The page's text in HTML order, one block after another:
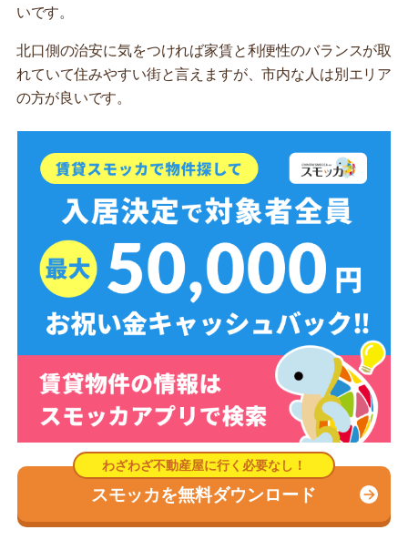
いです。
北口側の治安に気をつければ家賃と利便性のバランスが取
れていて住みやすい街と言えますが、市内な人は別エリア
の方が良いです。
スモッカを無料ダウンロード